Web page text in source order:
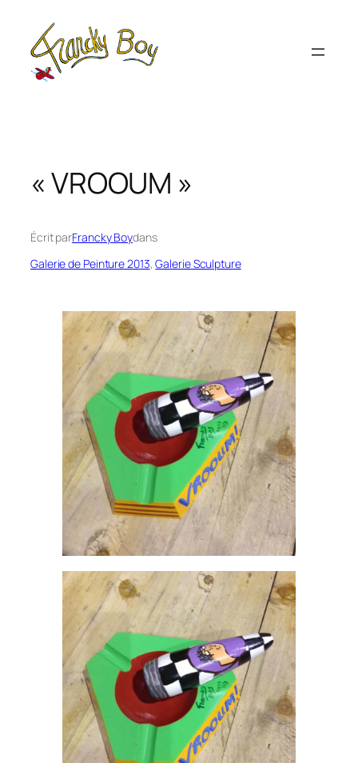
contenu
« VROOUM »
Écrit parFrancky Boydans
Galerie de Peinture 2013, Galerie Sculpture